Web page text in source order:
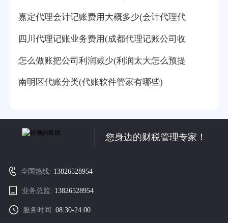
嘉定代理会计记账费用大概多少(会计代理代
四川代理记账业务费用(成都代理记账公司收
怎么做账把公司利润减少(利润太大怎么预提
南明区代账分类(代账软件管家有哪些)
您身边的财税管理专家！
全国热线: 13826528954
业务总监: 13826528954
服务时间:08:30-24:00